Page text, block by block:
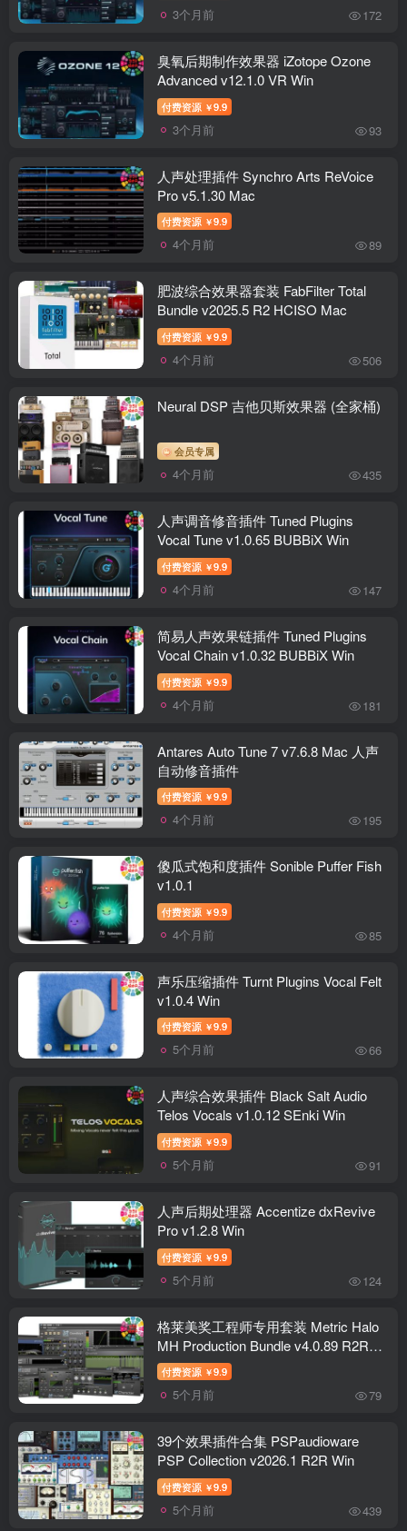
3个月前 172
臭氧后期制作效果器 iZotope Ozone
Advanced v12.1.0 VR Win
付费资源 ￥9.9
3个月前 93
人声处理插件 Synchro Arts ReVoice
Pro v5.1.30 Mac
付费资源 ￥9.9
4个月前 89
肥波综合效果器套装 FabFilter Total
Bundle v2025.5 R2 HCISO Mac
付费资源 ￥9.9
4个月前 506
Neural DSP 吉他贝斯效果器 (全家桶)
会员专属
4个月前 435
人声调音修音插件 Tuned Plugins
Vocal Tune v1.0.65 BUBBiX Win
付费资源 ￥9.9
4个月前 147
简易人声效果链插件 Tuned Plugins
Vocal Chain v1.0.32 BUBBiX Win
付费资源 ￥9.9
4个月前 181
Antares Auto Tune 7 v7.6.8 Mac 人声
自动修音插件
付费资源 ￥9.9
4个月前 195
傻瓜式饱和度插件 Sonible Puffer Fish
v1.0.1
付费资源 ￥9.9
4个月前 85
声乐压缩插件 Turnt Plugins Vocal Felt
v1.0.4 Win
付费资源 ￥9.9
5个月前 66
人声综合效果插件 Black Salt Audio
Telos Vocals v1.0.12 SEnki Win
付费资源 ￥9.9
5个月前 91
人声后期处理器 Accentize dxRevive
Pro v1.2.8 Win
付费资源 ￥9.9
5个月前 124
格莱美奖工程师专用套装 Metric Halo
MH Production Bundle v4.0.89 R2R
Win
付费资源 ￥9.9
5个月前 79
39个效果插件合集 PSPaudioware
PSP Collection v2026.1 R2R Win
付费资源 ￥9.9
5个月前 439